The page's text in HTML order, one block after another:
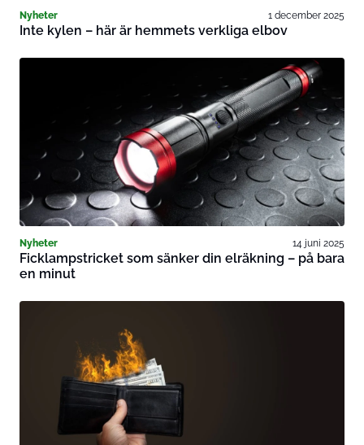
Nyheter 1 december 2025
Inte kylen – här är hemmets verkliga elbov
Nyheter 14 juni 2025
Ficklampstricket som sänker din elräkning – på bara
en minut